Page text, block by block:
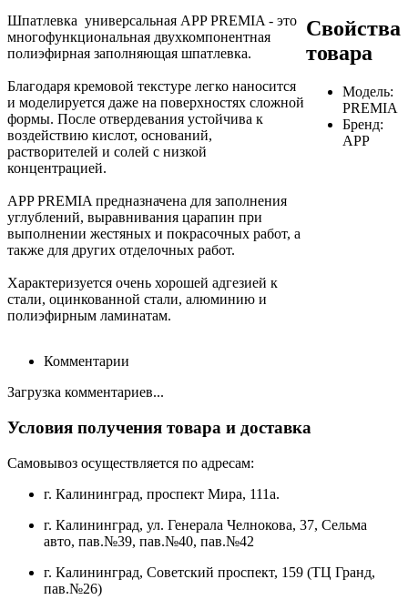
Шпатлевка универсальная APP PREMIA - это
многофункциональная двухкомпонентная
полиэфирная заполняющая шпатлевка.
Благодаря кремовой текстуре легко наносится
и моделируется даже на поверхностях сложной
формы. После отвердевания устойчива к
воздействию кислот, оснований,
растворителей и солей с низкой
концентрацией.
APP PREMIA предназначена для заполнения
углублений, выравнивания царапин при
выполнении жестяных и покрасочных работ, а
также для других отделочных работ.
Характеризуется очень хорошей адгезией к
стали, оцинкованной стали, алюминию и
полиэфирным ламинатам.
Свойства
товара
Модель:
PREMIA
Бренд:
APP
Комментарии
Загрузка комментариев...
Условия получения товара и доставка
Самовывоз осуществляется по адресам:
г. Калининград, проспект Мира, 111а.
г. Калининград, ул. Генерала Челнокова, 37, Сельма
авто, пав.№39, пав.№40, пав.№42
г. Калининград, Советский проспект, 159 (ТЦ Гранд,
пав.№26)